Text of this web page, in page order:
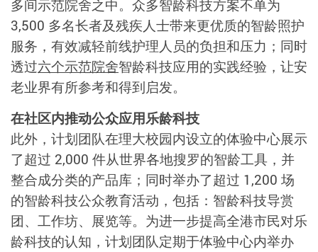
多间示范院舍之中。众多智龄科技方案不单为
3,500 多名长者及残疾人士带来更优质的智龄照护
服务，有效减轻前线护理人员的负担和压力；同时
透过六个示范院舍智龄科技应用的实践经验，让安
老业界有所参考和得到启发。
在社区内推动公众应用乐龄科技
此外，计划团队在理大校园内设立的体验中心展示
了超过 2,000 件从世界各地搜罗的智龄工具，并
整合成分类的产品库；同时举办了超过 1,200 场
的智龄科技公众教育活动，包括：智龄科技导赏
团、工作坊、展览等。为进一步提高全港市民对乐
龄科技的认知，计划团队定期于体验中心内举办